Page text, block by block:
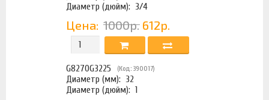
Диаметр (дюйм): 3/4
Цена:1000р. 612р.
G8270G3225 (Код: 390017)
Диаметр (мм): 32
Диаметр (дюйм):1